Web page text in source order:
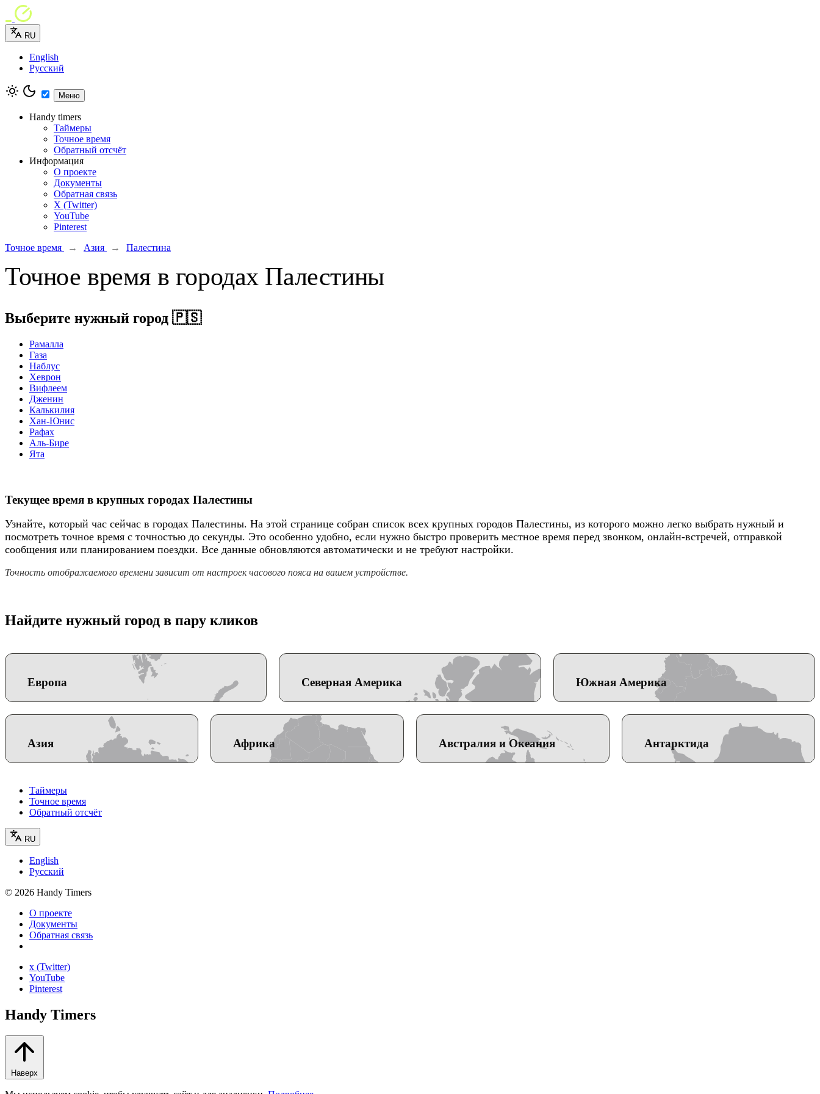
RU
English
Русский
Меню
Handy timers
Таймеры
Точное время
Обратный отсчёт
Информация
О проекте
Документы
Обратная связь
X (Twitter)
YouTube
Pinterest
Точное время
→ Азия → Палестина
Точное время в городах Палестины
Выберите нужный город 🇵🇸
Рамалла
Газа
Наблус
Хеврон
Вифлеем
Дженин
Калькилия
Хан-Юнис
Рафах
Аль-Бире
Ята
Текущее время в крупных городах Палестины
Узнайте, который час сейчас в городах Палестины. На этой странице собран список всех крупных городов Палестины, из которого можно легко выбрать нужный и
посмотреть точное время с точностью до секунды. Это особенно удобно, если нужно быстро проверить местное время перед звонком, онлайн-встречей, отправкой
сообщения или планированием поездки. Все данные обновляются автоматически и не требуют настройки.
Точность отображаемого времени зависит от настроек часового пояса на вашем устройстве.
Найдите нужный город в пару кликов
Европа Северная Америка Южная Америка
Азия Африка Австралия и Океания Антарктида
Таймеры
Точное время
Обратный отсчёт
RU
English
Русский
© 2026 Handy Timers
О проекте
Документы
Обратная связь
x (Twitter)
YouTube
Pinterest
Handy Timers
Наверх